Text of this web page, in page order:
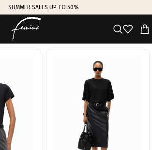
SUMMER SALES UP TO 50%
TRENDING THIS WEEK